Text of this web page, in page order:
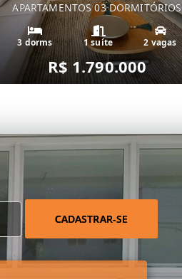
APARTAMENTOS 03 DORMITÓRIOS
3 dorms 1 suíte 2 vagas
R$ 1.790.000
CADASTRAR-SE